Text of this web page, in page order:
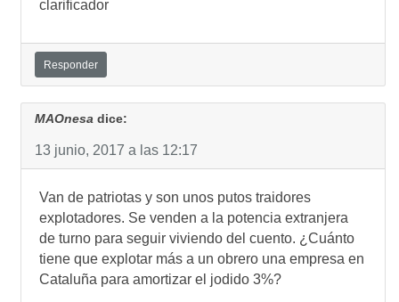
clarificador
Responder
MAOnesa dice:
13 junio, 2017 a las 12:17
Van de patriotas y son unos putos traidores
explotadores. Se venden a la potencia extranjera
de turno para seguir viviendo del cuento. ¿Cuánto
tiene que explotar más a un obrero una empresa en
Cataluña para amortizar el jodido 3%?